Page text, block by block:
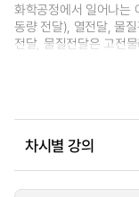
화학공정에서 일어나는
동량 전달), 열전달, 물
전달, 물질전달은 고전
통합하는 연구는 공학
차시별 강의